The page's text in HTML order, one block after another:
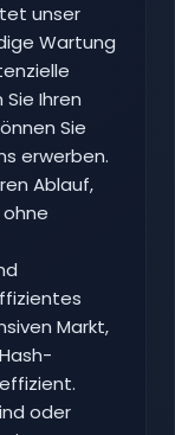
unser
Wartung
Ihren
Sie
erwerben.
Ablauf,
Markt,
oder